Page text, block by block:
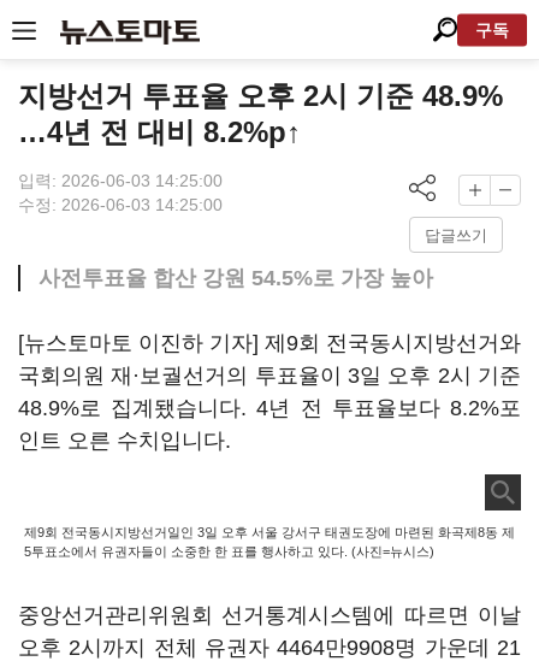
구독
지방선거 투표율 오후 2시 기준 48.9%
…4년 전 대비 8.2%p↑
입력: 2026-06-03 14:25:00
수정: 2026-06-03 14:25:00
답글쓰기
사전투표율 합산 강원 54.5%로 가장 높아
[뉴스토마토 이진하 기자] 제9회 전국동시지방선거와
국회의원 재·보궐선거의 투표율이 3일 오후 2시 기준
48.9%로 집계됐습니다. 4년 전 투표율보다 8.2%포
인트 오른 수치입니다.
제9회 전국동시지방선거일인 3일 오후 서울 강서구 태권도장에 마련된 화곡제8동 제
5투표소에서 유권자들이 소중한 한 표를 행사하고 있다. (사진=뉴시스)
중앙선거관리위원회 선거통계시스템에 따르면 이날
오후 2시까지 전체 유권자 4464만9908명 가운데 21